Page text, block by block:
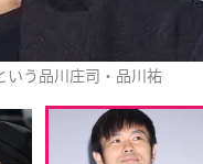
いう品川庄司・品川祐